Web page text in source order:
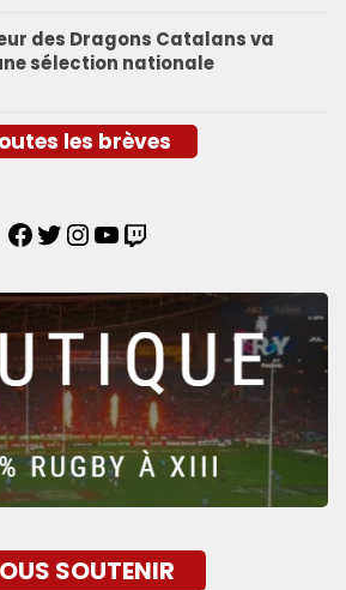
des Dragons Catalans va
sélection nationale
les brèves
SOUTENIR